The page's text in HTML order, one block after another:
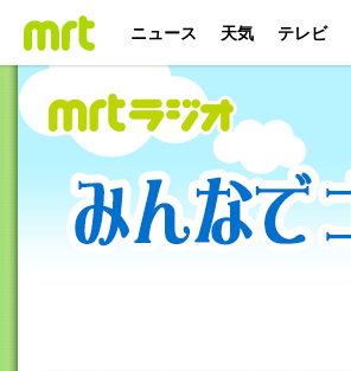
ニュース 天気 テレビ